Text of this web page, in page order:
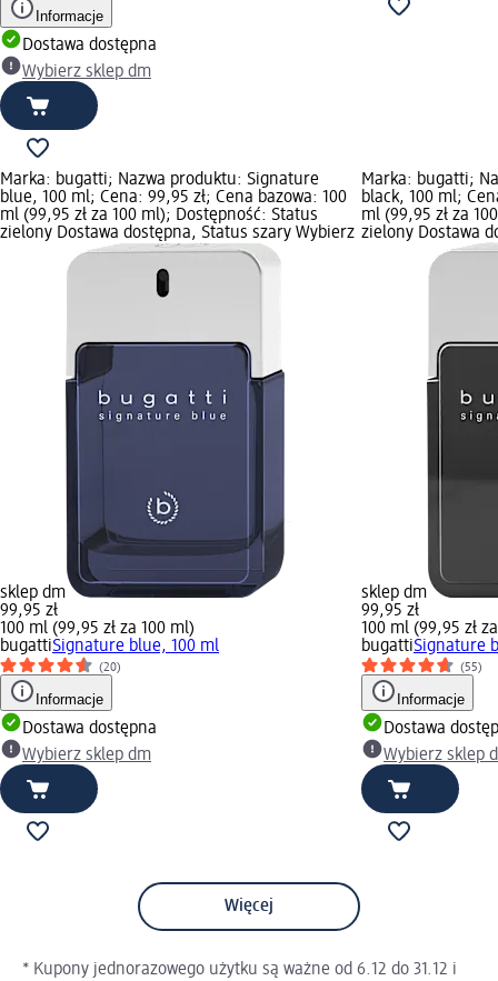
Informacje
Dostawa dostępna
Wybierz sklep dm
Marka: bugatti; Nazwa produktu: Signature
blue, 100 ml; Cena: 99,95 zł; Cena bazowa: 100
ml (99,95 zł za 100 ml); Dostępność: Status
zielony Dostawa dostępna, Status szary Wybierz
sklep dm
99,95 zł
100 ml (99,95 zł za 100 ml)
bugattiSignature blue, 100 ml
(20)
Informacje
Dostawa dostępna
Wybierz sklep dm
Marka: bugatti;
black, 100 ml;
ml (99,95 zł za
zielony Dostawa
sklep dm
99,95 zł
100 ml (99,95 zł
bugattiSignature
(55)
Informacje
Dostawa
Wybierz sklep
Więcej
* Kupony jednorazowego użytku są ważne od 6.12 do 31.12 i